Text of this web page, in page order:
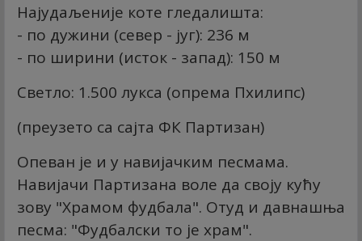
Најудаљеније коте гледалишта:
- по дужини (север - југ): 236 м
- по ширини (исток - запад): 150 м
Светло: 1.500 лукса (опрема Пхилипс)
(преузето са сајта ФК Партизан)
Опеван је и у навијачким песмама.
Навијачи Партизана воле да своју кућу
зову "Храмом фудбала". Отуд и давнашња
песма: "Фудбалски то је храм".